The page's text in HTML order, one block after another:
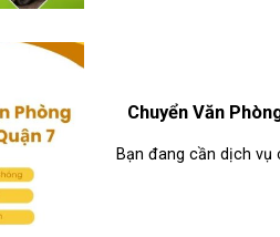
Chuyển Văn
Bạn đang cần dịch vụ